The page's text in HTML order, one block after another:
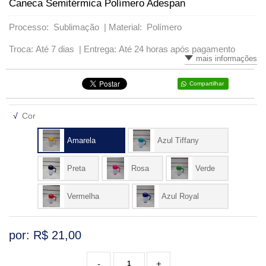
Caneca Semitérmica Polímero Adespan
Processo: Sublimação | Material: Polímero
Troca: Até 7 dias | Entrega: Até 24 horas após pagamento
mais informações
Compartilhar
√ Cor
Amarela Azul Tiffany
Preta Rosa Verde
Vermelha Azul Royal
por: R$ 21,00
+
-